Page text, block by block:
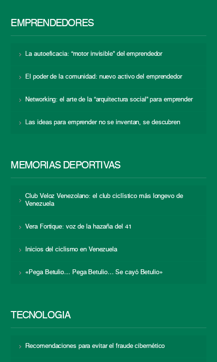
EMPRENDEDORES
La autoeficacia: “motor invisible” del emprendedor
El poder de la comunidad: nuevo activo del emprendedor
Networking: el arte de la “arquitectura social” para emprender
Las ideas para emprender no se inventan, se descubren
MEMORIAS DEPORTIVAS
Club Veloz Venezolano: el club ciclístico más longevo de
Venezuela
Vera Fortique: voz de la hazaña del 41
Inicios del ciclismo en Venezuela
«Pega Betulio… Pega Betulio… Se cayó Betulio»
TECNOLOGÍA
Recomendaciones para evitar el fraude cibernético